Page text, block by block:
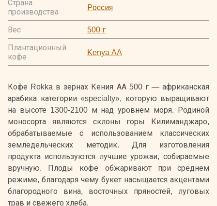
Страна
производства
Россия
Вес
500 г
Плантационный
кофе
Kenya AA
Кофе Rokka в зернах Кения АА 500 г — африканская
арабика категории «specialty», которую выращивают
на высоте 1300-2100 м над уровнем моря. Родиной
моносорта являются склоны горы Килиманджаро,
обрабатываемые с использованием классических
земледельческих методик. Для изготовления
продукта используются лучшие урожаи, собираемые
вручную. Плоды кофе обжаривают при среднем
режиме, благодаря чему букет насыщается акцентами
благородного вина, восточных пряностей, луговых
трав и свежего хлеба.